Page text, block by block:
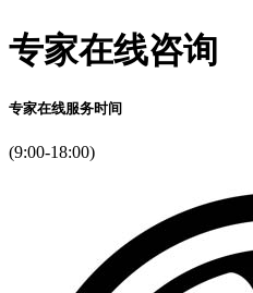
专家在线咨询
专家在线服务时间
(9:00-18:00)